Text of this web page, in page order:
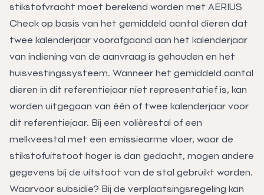
stikstofvracht moet berekend worden met AERIUS
Check op basis van het gemiddeld aantal dieren dat
twee kalenderjaar voorafgaand aan het kalenderjaar
van indiening van de aanvraag is gehouden en het
huisvestingssysteem. Wanneer het gemiddeld aantal
dieren in dit referentiejaar niet representatief is, kan
worden uitgegaan van één of twee kalenderjaar voor
dit referentiejaar. Bij een volièrestal of een
melkveestal met een emissiearme vloer, waar de
stikstofuitstoot hoger is dan gedacht, mogen andere
gegevens bij de uitstoot van de stal gebruikt worden.
Waarvoor subsidie? Bij de verplaatsingsregeling kan